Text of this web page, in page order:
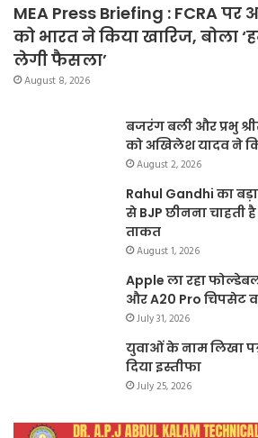
MEA Press Briefing : FCRA पर
को भारत ने किया खारिज, बोला
लेगी फैसला’
August 8, 2026
बजरंग बली और प्रभु
को अखिलेश यादव ने
August 2, 2026
Rahul Gandhi का
से BJP छीनना चाहती
ताकत
August 1, 2026
Apple ला रहा
और A20 Pro चिपसेट
July 31, 2026
युवाओं के नाम लिखा
दिया इस्तीफा
July 25, 2026